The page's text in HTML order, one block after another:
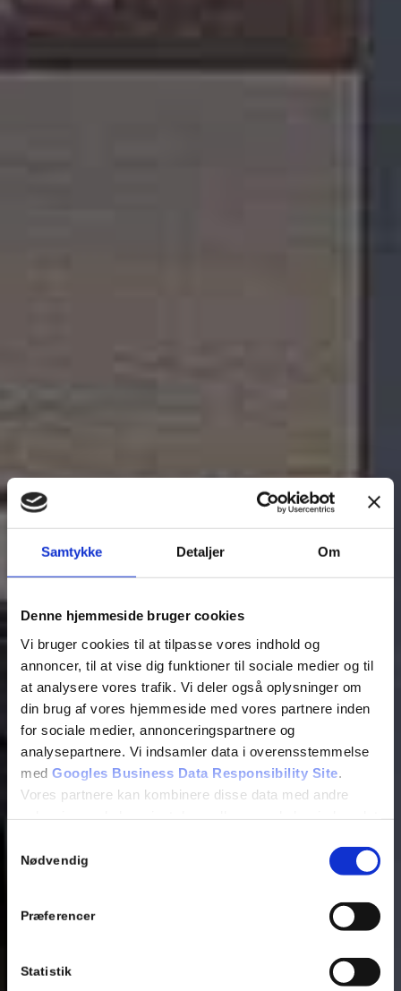
Samtykke Detaljer Om
Denne hjemmeside bruger cookies
Vi bruger cookies til at tilpasse vores indhold og
annoncer, til at vise dig funktioner til sociale medier og til
at analysere vores trafik. Vi deler også oplysninger om
din brug af vores hjemmeside med vores partnere inden
for sociale medier, annonceringspartnere og
analysepartnere. Vi indsamler data i overensstemmelse
med Googles Business Data Responsibility Site
Vores partnere kan kombinere disse data med andre
Nødvendig
Præferencer
Statistik